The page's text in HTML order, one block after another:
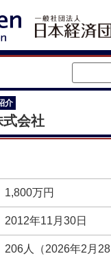
介
会社
1,800万円
2012年11月30日
206人（2026年2月28